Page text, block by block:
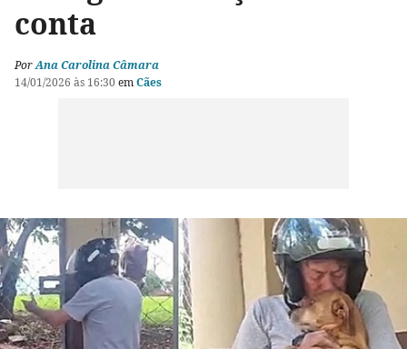
conta
PorAna Carolina Câmara
14/01/2026 às 16:30 emCães